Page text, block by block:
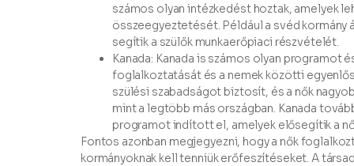
számos olyan intézkedést hoztak, amelyek
összeegyeztetését. Például a svéd
segítik a szülők munkaerőpiaci részvételét.
Kanada: Kanada is számos olyan programot
foglalkoztatását és a nemek közötti
szülési szabadságot biztosít, és a nők
mint a legtöbb más országban. Kanada
programot indított el, amelyek elősegítik a
Fontos azonban megjegyezni, hogy a nők
kormányoknak kell tenniük erőfeszítéseket. A